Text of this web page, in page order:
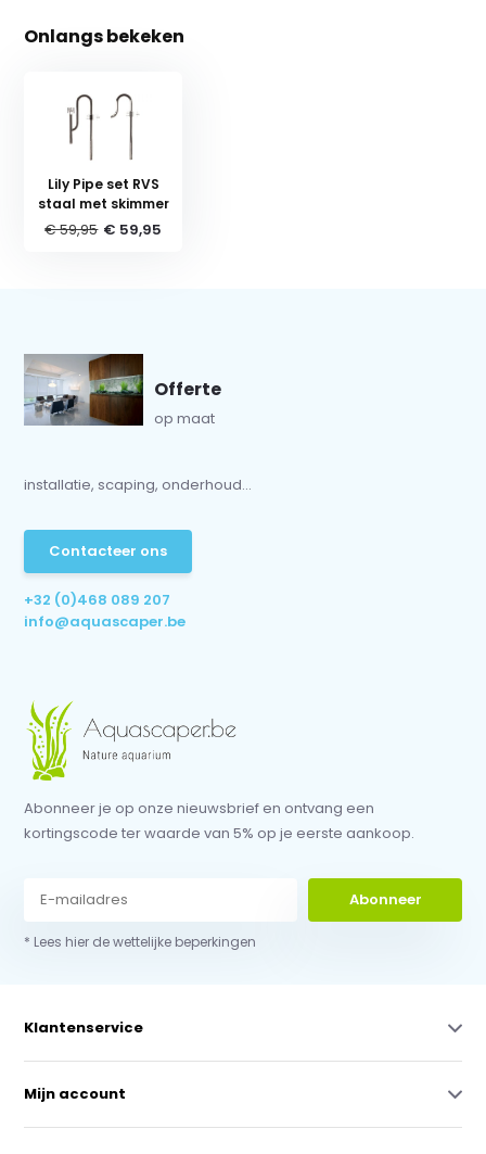
Onlangs bekeken
Lily Pipe set RVS
staal met skimmer
€ 59,95 € 59,95
Offerte
op maat
installatie, scaping, onderhoud...
Contacteer ons
+32 (0)468 089 207
info@aquascaper.be
Abonneer je op onze nieuwsbrief en ontvang een
kortingscode ter waarde van 5% op je eerste aankoop.
Abonneer
* Lees hier de wettelijke beperkingen
Klantenservice
Mijn account